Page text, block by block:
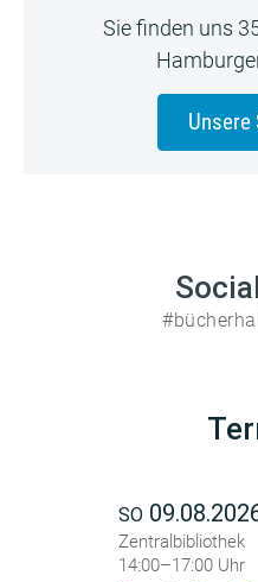
Sie finden uns
SO
Zentralbibliothek
14:00–17:00 Uhr